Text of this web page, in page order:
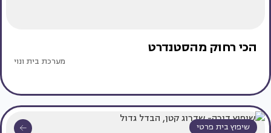
הכי רחוק מהסטנדרט
מערכת בית ונוי
שיפוץ בית פרטי